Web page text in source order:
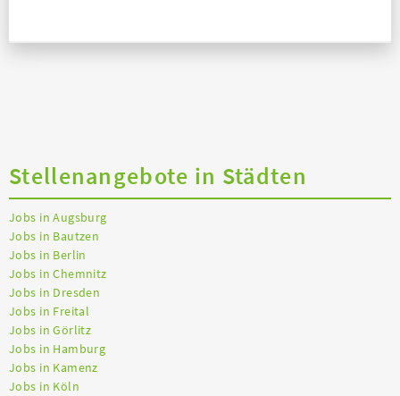
Stellenangebote in Städten
Jobs in Augsburg
Jobs in Bautzen
Jobs in Berlin
Jobs in Chemnitz
Jobs in Dresden
Jobs in Freital
Jobs in Görlitz
Jobs in Hamburg
Jobs in Kamenz
Jobs in Köln